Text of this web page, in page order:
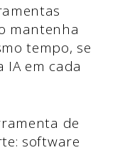
mantenha
tempo, se
IA em cada
de
software